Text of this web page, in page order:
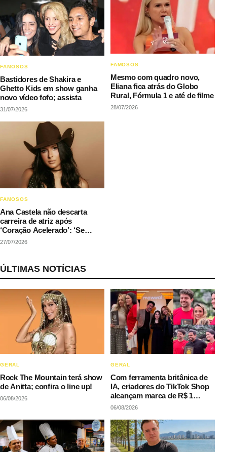
FAMOSOS
Bastidores de Shakira e
Ghetto Kids em show ganha
novo vídeo fofo; assista
31/07/2026
FAMOSOS
Mesmo com quadro novo,
Eliana fica atrás do Globo
Rural, Fórmula 1 e até de filme
28/07/2026
FAMOSOS
Ana Castela não descarta
carreira de atriz após
‘Coração Acelerado’: ‘Se
couber na agenda’
27/07/2026
ÚLTIMAS NOTÍCIAS
GERAL
Rock The Mountain terá show
de Anitta; confira o line up!
06/08/2026
GERAL
Com ferramenta britânica de
IA, criadores do TikTok Shop
alcançam marca de R$ 1
milhão em vendas sem
06/08/2026